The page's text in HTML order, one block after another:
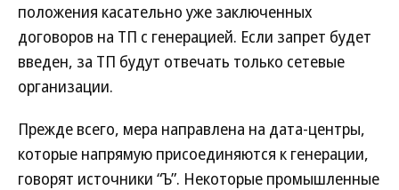
положения касательно уже заключенных
договоров на ТП с генерацией. Если запрет будет
введен, за ТП будут отвечать только сетевые
организации.
Прежде всего, мера направлена на дата-центры,
которые напрямую присоединяются к генерации,
говорят источники “Ъ”. Некоторые промышленные